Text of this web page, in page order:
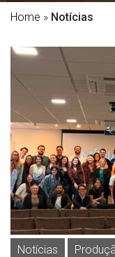
Home » Notícias
Notícias